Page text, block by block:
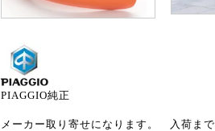
PIAGGIO純正
メーカー取り寄せになります。 入荷ま